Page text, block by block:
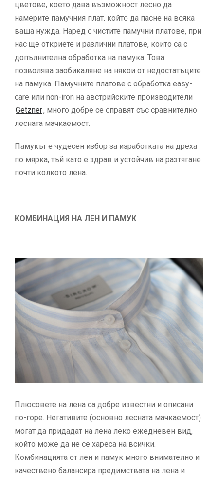
цветове, което дава възможност лесно да
намерите памучния плат, който да пасне на всяка
ваша нужда. Наред с чистите памучни платове, при
нас ще откриете и различни платове, които са с
допълнителна обработка на памука. Това
позволява заобикаляне на някои от недостатъците
на памука. Памучните платове с обработка easy-
care или non-iron на австрийските производители
Getzner, много добре се справят със сравнително
лесната мачкаемост.
Памукът е чудесен избор за изработката на дреха
по мярка, тъй като е здрав и устойчив на разтягане
почти колкото лена.
КОМБИНАЦИЯ НА ЛЕН И ПАМУК
Плюсовете на лена са добре известни и описани
по-горе. Негативите (основно лесната мачкаемост)
могат да придадат на лена леко ежедневен вид,
който може да не се хареса на всички.
Комбинацията от лен и памук много внимателно и
качествено балансира предимствата на лена и